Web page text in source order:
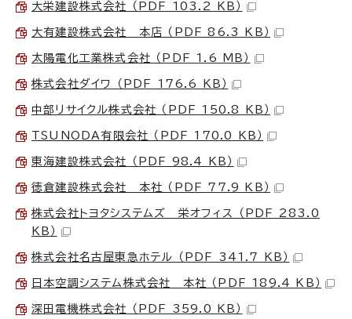
大栄建設株式会社 （PDF 103.2 KB）
大有建設株式会社 本店 （PDF 86.3 KB）
太陽電化工業株式会社 （PDF 1.6 MB）
株式会社ダイワ （PDF 176.6 KB）
中部リサイクル株式会社 （PDF 150.8 KB）
TSUNODA有限会社 （PDF 170.0 KB）
東海建設株式会社 （PDF 98.4 KB）
徳倉建設株式会社 本社 （PDF 77.9 KB）
株式会社トヨタシステムズ 栄オフィス （PDF 283.0
KB）
株式会社名古屋東急ホテル （PDF 341.7 KB）
日本空調システム株式会社 本社 （PDF 189.4 KB）
深田電機株式会社 （PDF 359.0 KB）